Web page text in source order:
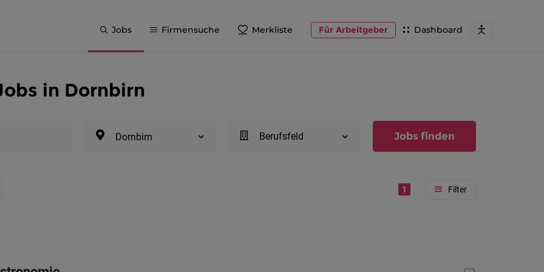
Jobs Firmensuche Merkliste Dashboard
Für Arbeitgeber
in Dornbirn
Dornbirn Berufsfeld Jobs finden
1